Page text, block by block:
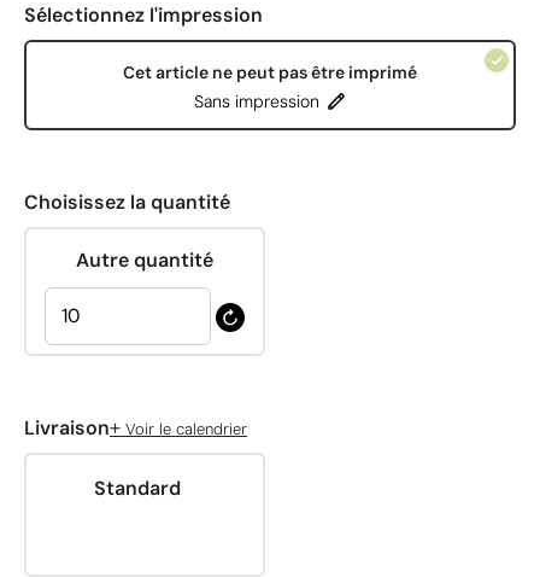
Sélectionnez l'impression
Cet article ne peut pas être imprimé
Sans impression
Choisissez la quantité
Autre quantité
Livraison+ Voir le calendrier
Standard